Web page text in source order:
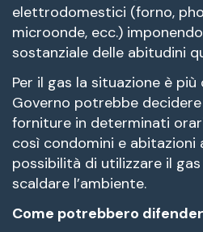
elettrodomestici (forno,
microonde, ecc.)
sostanziale delle abitudini
Per il gas la situazione è
Governo potrebbe
forniture in determinati
così condomini e abitazioni
possibilità di utilizzare il
scaldare l’ambiente.
Come potrebbero